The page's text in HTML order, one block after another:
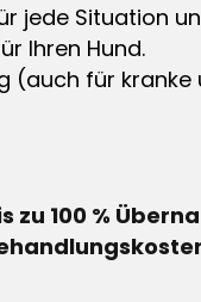
jede Situation
Ihren Hund.
(auch für kranke
zu 100 %